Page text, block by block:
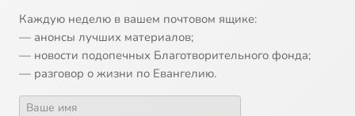
Каждую неделю в вашем почтовом ящике:
— анонсы лучших материалов;
— новости подопечных Благотворительного фонда;
— разговор о жизни по Евангелию.